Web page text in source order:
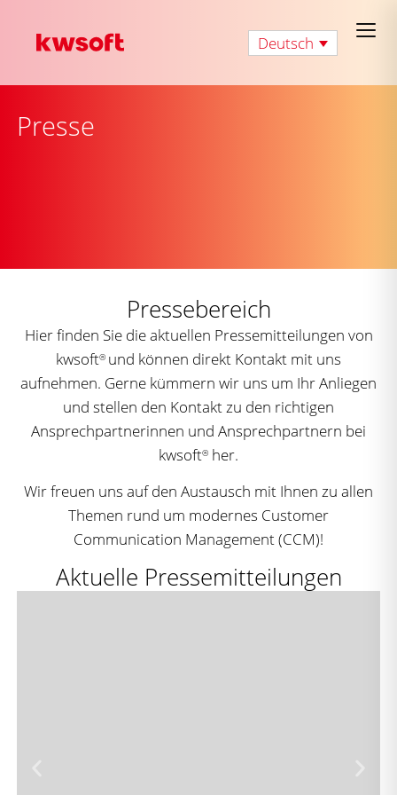
Deutsch
Presse
Pressebereich
Hier finden Sie die aktuellen Pressemitteilungen von
kwsoft® und können direkt Kontakt mit uns
aufnehmen. Gerne kümmern wir uns um Ihr Anliegen
und stellen den Kontakt zu den richtigen
Ansprechpartnerinnen und Ansprechpartnern bei
kwsoft® her.
Wir freuen uns auf den Austausch mit Ihnen zu allen
Themen rund um modernes Customer
Communication Management (CCM)!
Aktuelle Pressemitteilungen